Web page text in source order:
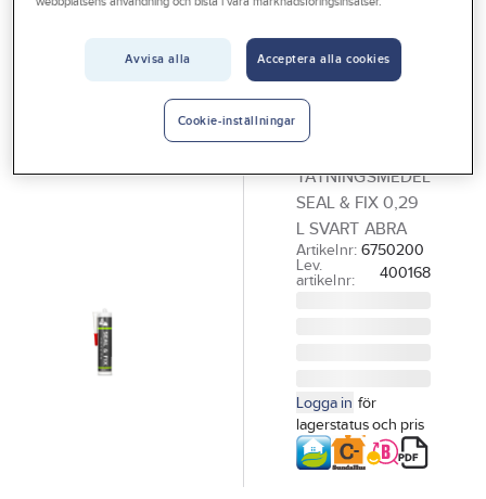
Fog- och tätmassor - spackel
Fog- och tätmassor
SUNCHEM
Fogmassa
Sunchem
TÄTNINGSMEDEL
SEAL & FIX 0,29
L SVART ABRA
Artikelnr: 6750200
Lev.
artikelnr:
400168
Logga in för
lagerstatus och pris
Avvisa alla Acceptera alla cookies
Cookie-inställningar